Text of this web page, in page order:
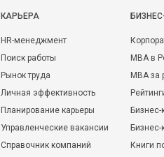
КАРЬЕРА
HR-менеджмент
Поиск работы
Рынок труда
Личная эффективность
Планирование карьеры
Управленческие вакансии
Справочник компаний
MBA в
MBA
Бизнес-
Книги